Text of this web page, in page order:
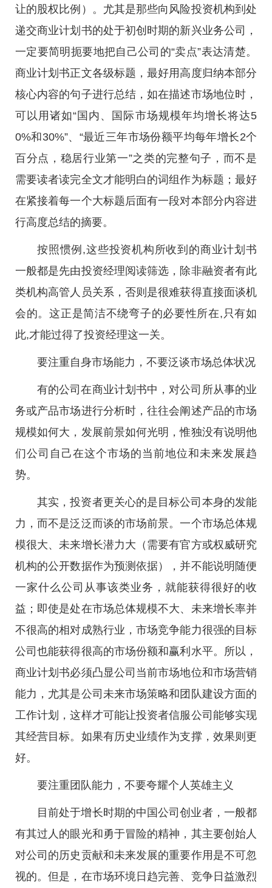
让的股权比例）。尤其是那些向风险投资机构到处
递交商业计划书的处于初创时期的新兴业务公司，
一定要简明扼要地把自己公司的“卖点”表达清楚。
商业计划书正文各级标题，最好用高度归纳本部分
核心内容的句子进行总结，如在描述市场地位时，
可以用诸如“国内、国际市场规模年均增长将达5
0%和30%”、“最近三年市场份额平均每年增长2个
百分点，稳居行业第一”之类的完整句子，而不是
需要读者读完全文才能明白的词组作为标题；最好
在紧接着每一个大标题后面有一段对本部分内容进
行高度总结的摘要。
按照惯例,这些投资机构所收到的商业计划书
一般都是先由投资经理阅读筛选，除非融资者有此
类机构高管人员关系，否则是很难获得直接面谈机
会的。这正是简洁不绕弯子的必要性所在,只有如
此,才能过得了投资经理这一关。
要注重自身市场能力，不要泛谈市场总体状况
有的公司在商业计划书中，对公司所从事的业
务或产品市场进行分析时，往往会阐述产品的市场
规模如何大，发展前景如何光明，惟独没有说明他
们公司自己在这个市场的当前地位和未来发展趋
势。
其实，投资者更关心的是目标公司本身的发能
力，而不是泛泛而谈的市场前景。一个市场总体规
模很大、未来增长潜力大（需要有官方或权威研究
机构的公开数据作为预测依据），并不能说明随便
一家什么公司从事该类业务，就能获得很好的收
益；即使是处在市场总体规模不大、未来增长率并
不很高的相对成熟行业，市场竞争能力很强的目标
公司也能获得很高的市场份额和赢利水平。所以，
商业计划书必须凸显公司当前市场地位和市场营销
能力，尤其是公司未来市场策略和团队建设方面的
工作计划，这样才可能让投资者信服公司能够实现
其经营目标。如果有历史业绩作为支撑，效果则更
好。
要注重团队能力，不要夸耀个人英雄主义
目前处于增长时期的中国公司创业者，一般都
有其过人的眼光和勇于冒险的精神，其主要创始人
对公司的历史贡献和未来发展的重要作用是不可忽
视的。但是，在市场环境日趋完善、竞争日益激烈